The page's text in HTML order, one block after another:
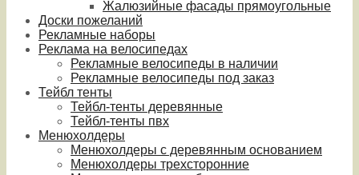
Жалюзийные фасады прямоугольные
Доски пожеланий
Рекламные наборы
Реклама на велосипедах
Рекламные велосипеды в наличии
Рекламные велосипеды под заказ
Тейбл тенты
Тейбл-тенты деревянные
Тейбл-тенты пвх
Менюхолдеры
Менюхолдеры с деревянным основанием
Менюхолдеры трехсторонние